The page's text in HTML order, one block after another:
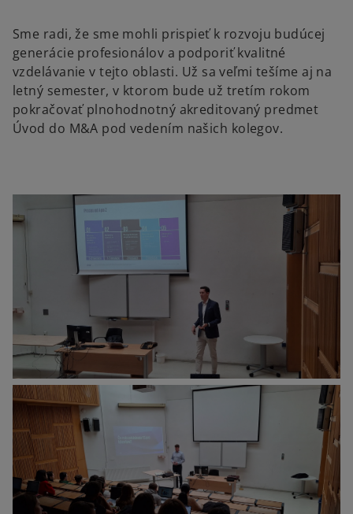
Sme radi, že sme mohli prispieť k rozvoju budúcej
generácie profesionálov a podporiť kvalitné
vzdelávanie v tejto oblasti. Už sa veľmi tešíme aj na
letný semester, v ktorom bude už tretím rokom
pokračovať plnohodnotný akreditovaný predmet
Úvod do M&A pod vedením našich kolegov.